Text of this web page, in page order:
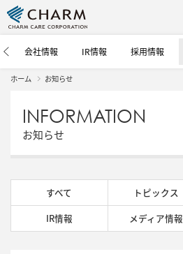
会社情報 IR情報 採用情報
ホーム お知らせ
INFORMATION
お知らせ
すべて トピックス
IR情報
メディア情報